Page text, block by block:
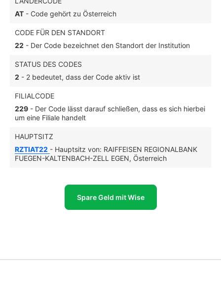
AT - Code gehört zu Österreich
CODE FÜR DEN STANDORT
22 - Der Code bezeichnet den Standort der Institution
STATUS DES CODES
2 - 2 bedeutet, dass der Code aktiv ist
FILIALCODE
229 - Der Code lässt darauf schließen, dass es sich hierbei
um eine Filiale handelt
HAUPTSITZ
RZTIAT22 - Hauptsitz von: RAIFFEISEN REGIONALBANK
FUEGEN-KALTENBACH-ZELL EGEN, Österreich
Spare Geld mit Wise